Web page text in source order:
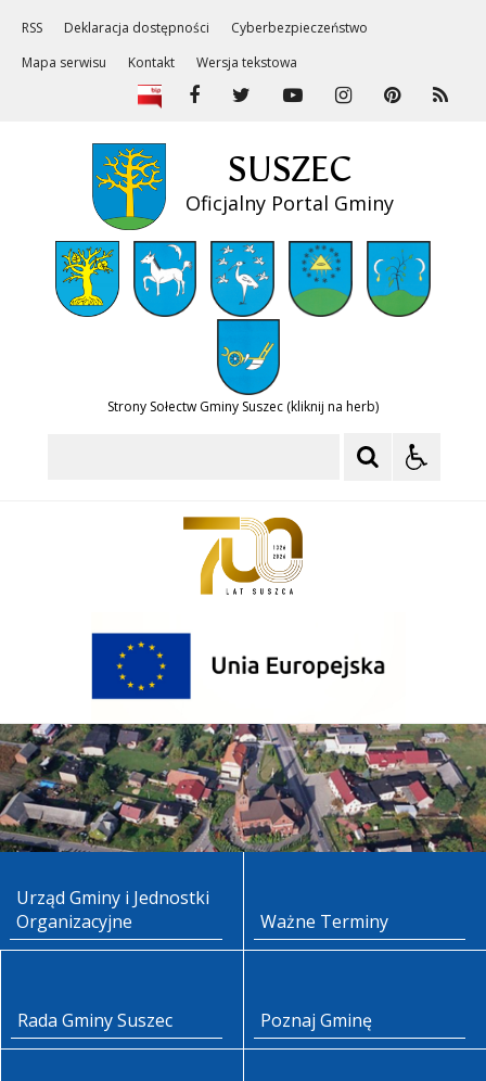
RSS Deklaracja dostępności
Cyberbezpieczeństwo
Mapa serwisu
Kontakt Wersja tekstowa
SUSZEC
Oficjalny Portal Gminy
Strony Sołectw Gminy Suszec (kliknij na herb)
Urząd Gminy i Jednostki
Organizacyjne
Ważne Terminy
Rada Gminy Suszec Poznaj Gminę